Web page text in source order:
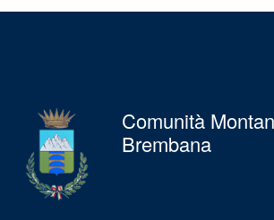
Comunità
Brembana